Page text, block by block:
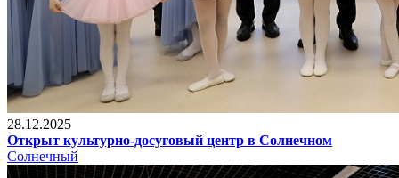
28.12.2025
Открыт культурно-досуговый центр в Солнечном
Солнечный